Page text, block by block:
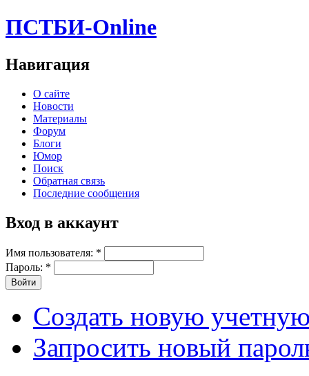
ПСТБИ-Online
Навигация
О сайте
Новости
Материалы
Форум
Блоги
Юмор
Поиск
Обратная связь
Последние сообщения
Вход в аккаунт
Имя пользователя: *
Пароль: *
Создать новую
Запросить новый